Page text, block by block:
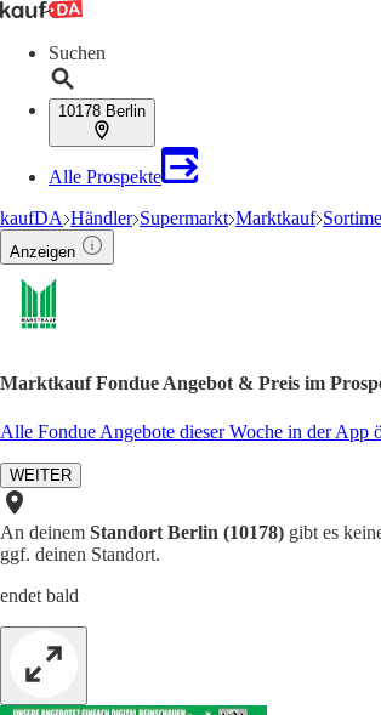
Suchen
10178 Berlin
Alle Prospekte
kaufDA Händler Supermarkt Marktkauf
Anzeigen
Marktkauf Fondue Angebot & Preis im
Alle Fondue Angebote dieser Woche in der App
WEITER
An deinem Standort Berlin (10178) gibt es
ggf. deinen Standort.
endet bald